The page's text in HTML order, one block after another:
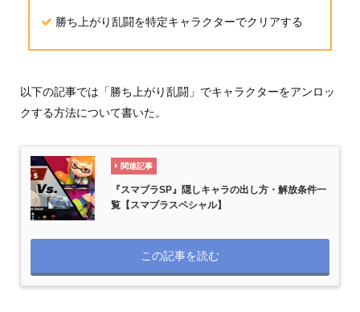
勝ち上がり乱闘を特定キャラクターでクリアする
以下の記事では「勝ち上がり乱闘」でキャラクターをアンロッ
クする方法について書いた。
関連記事
『スマブラSP』隠しキャラの出し方・解放条件一
覧【スマブラスペシャル】
この記事を読む